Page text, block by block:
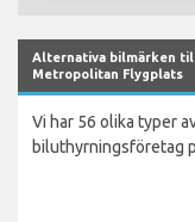
Alternativa bilmärken
Metropolitan Flygplats
Vi har 56 olika typer
biluthyrningsföretag